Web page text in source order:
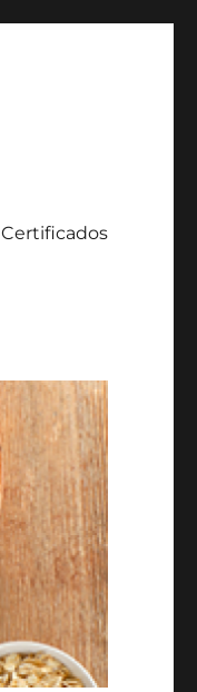
Certificados